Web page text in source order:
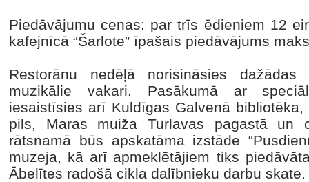
Piedāvājumu cenas: par trīs ēdieniem 12
kafejnīcā “Šarlote” īpašais piedāvājums
Restorānu nedēļā norisināsies dažādas
muzikālie vakari. Pasākumā ar
iesaistīsies arī Kuldīgas Galvenā
pils, Maras muiža Turlavas pagastā un
rātsnamā būs apskatāma izstāde
muzeja, kā arī apmeklētājiem tiks
Ābelītes radošā cikla dalībnieku darbu skate.